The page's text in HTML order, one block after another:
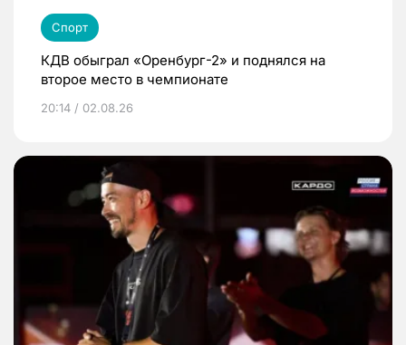
Спорт
КДВ обыграл «Оренбург-2» и поднялся на
второе место в чемпионате
20:14 / 02.08.26